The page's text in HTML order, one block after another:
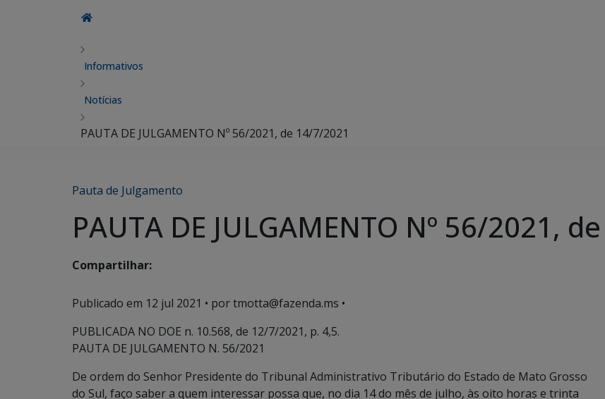
Informativos
Notícias
PAUTA DE JULGAMENTO Nº 56/2021, de 14/7/2021
Pauta de Julgamento
PAUTA DE JULGAMENTO Nº 56/2021,
Compartilhar:
Publicado em 12 jul 2021 • por tmotta@fazenda.ms •
PUBLICADA NO DOE n. 10.568, de 12/7/2021, p. 4,5.
PAUTA DE JULGAMENTO N. 56/2021
De ordem do Senhor Presidente do Tribunal Administrativo Tributário do Estado de Mato Grosso
do Sul, faço saber a quem interessar possa que, no dia 14 do mês de julho, às oito horas e trinta